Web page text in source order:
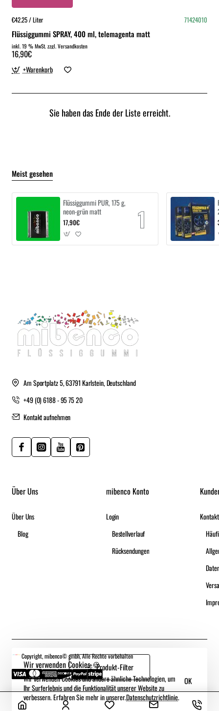
Wir verwenden Cookies 🍪
Wir verwenden Cookies und andere ähnliche Technologien, um
Ihr Surferlebnis und die Funktionalität unserer Website zu
verbessern. Erfahren Sie mehr in unserer.Datenschutzrichtlinie.
OK
€42.25 / Liter 71424010
Flüssiggummi SPRAY, 400 ml, telemagenta matt
inkl. 19 % MwSt. zzgl. Versandkosten
16,90€
+Warenkorb
Sie haben das Ende der Liste erreicht.
Meist gesehen
Flüssiggummi PUR, 175 g,
neon-grün matt
17,90€
Am Sportplatz 5, 63791 Karlstein, Deutschland
+49 (0) 6188 - 95 75 20
Kontakt aufnehmen
Über Uns
Über Uns
Blog
mibenco Konto
Login
Bestellverlauf
Rücksendungen
Kontakt
Copyright, mibenco© gmbh, Alle Rechte vorbehalten
Produkt-Filter